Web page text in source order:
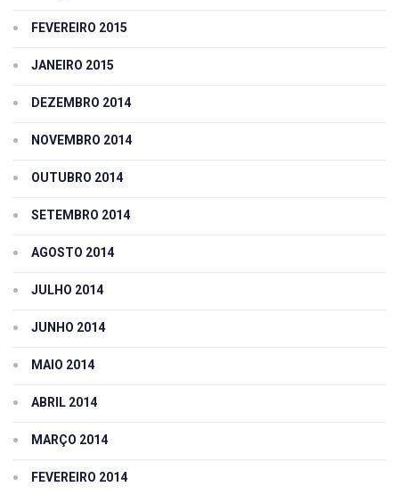
FEVEREIRO 2015
JANEIRO 2015
DEZEMBRO 2014
NOVEMBRO 2014
OUTUBRO 2014
SETEMBRO 2014
AGOSTO 2014
JULHO 2014
JUNHO 2014
MAIO 2014
ABRIL 2014
MARÇO 2014
FEVEREIRO 2014